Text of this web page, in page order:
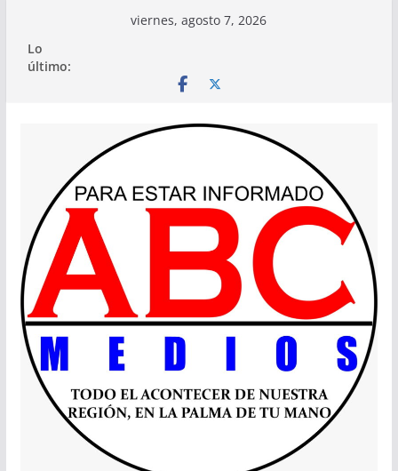
contenido
viernes, agosto 7, 2026
Lo
último: